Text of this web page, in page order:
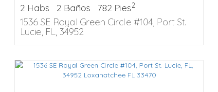
2 Habs - 2 Baños - 782 Pies2
1536 SE Royal Green Circle #104, Port St.
Lucie, FL, 34952